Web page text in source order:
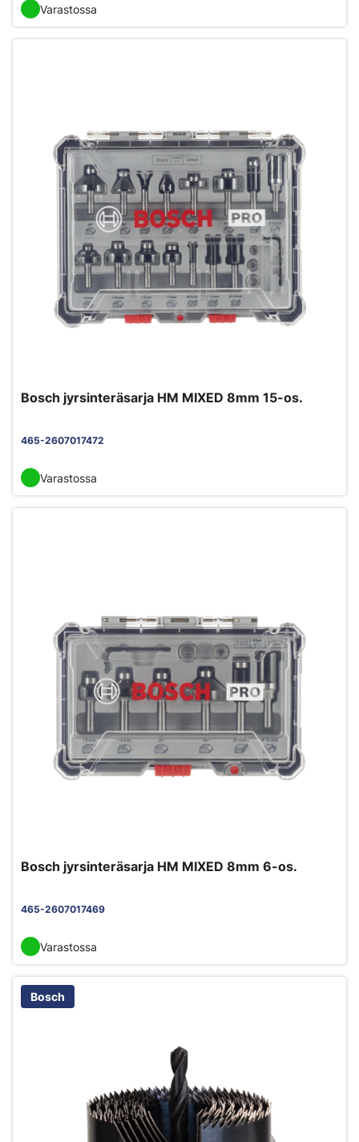
Varastossa
Bosch jyrsinteräsarja HM MIXED 8mm 15-os.
465-2607017472
Varastossa
Bosch jyrsinteräsarja HM MIXED 8mm 6-os.
465-2607017469
Varastossa
Bosch